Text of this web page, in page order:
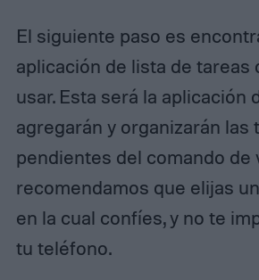
El siguiente paso es
aplicación de lista de tareas
usar. Esta será la aplicación
agregarán y organizarán las
pendientes del comando de
recomendamos que elijas
en la cual confíes, y no te
tu teléfono.